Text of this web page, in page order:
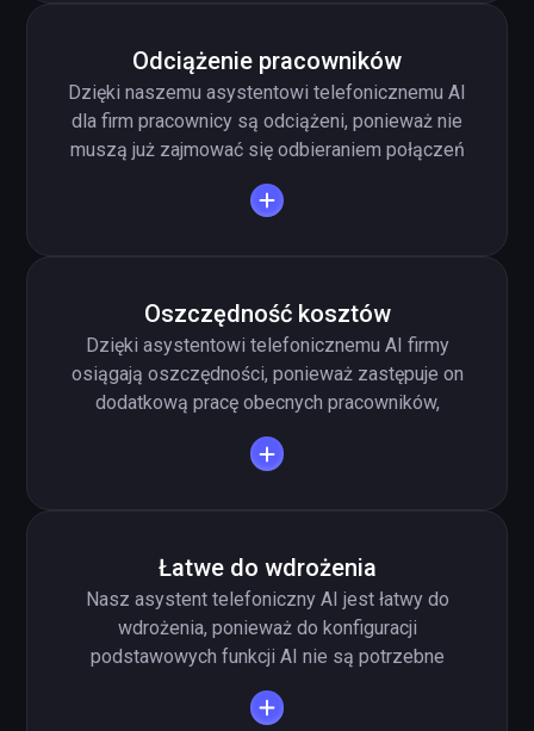
zaufanie do firmy.
Odciążenie pracowników
Dzięki naszemu asystentowi telefonicznemu AI
dla firm pracownicy są odciążeni, ponieważ nie
muszą już zajmować się odbieraniem połączeń
Wdrożenie asystenta telefonicznego AI
asystenta telefonicznego AI przekłada się
także na większą satysfakcję pracowników.
Oszczędność kosztów
Dzięki asystentowi telefonicznemu AI firmy
osiągają oszczędności, ponieważ zastępuje on
dodatkową pracę obecnych pracowników,
zatrudnienie i szkolenie personelu
telefonicznego oraz inne cenne zasoby.
działalnością operacyjną.
Łatwe do wdrożenia
Nasz asystent telefoniczny AI jest łatwy do
wdrożenia, ponieważ do konfiguracji
podstawowych funkcji AI nie są potrzebne
żadne umiejętności techniczne ani
programistyczne. Najważniejsze informacje dla